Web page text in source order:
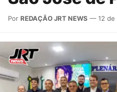
Por REDAÇÃO JRT NEWS — 12 de